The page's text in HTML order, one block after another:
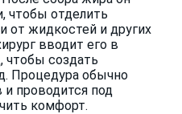
чтобы отделить
жидкостей и других
вводит его в
чтобы создать
Процедура обычно
и проводится под
комфорт.